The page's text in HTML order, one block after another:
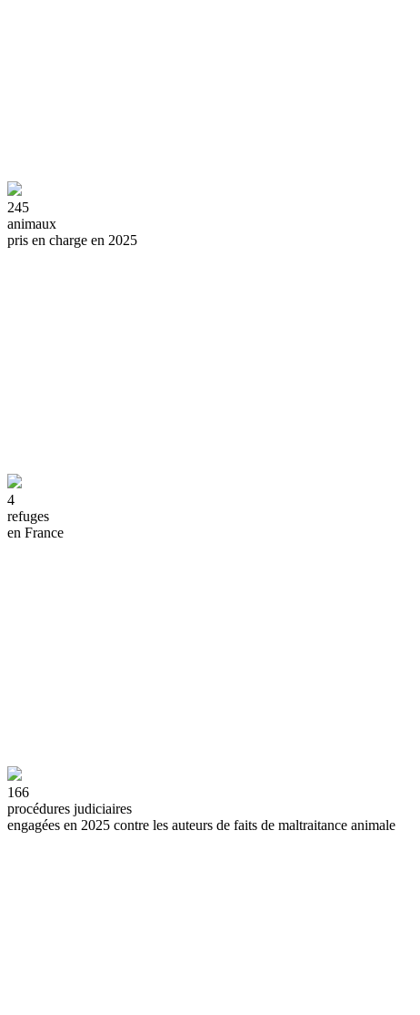
245
animaux
pris en charge en 2025
4
refuges
en France
166
procédures judiciaires
engagées en 2025 contre les auteurs de faits de maltraitance animale